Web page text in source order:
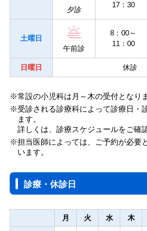
夕診
17：30
土曜日
午前診
8：00～
11：00
日曜日 休診
※常設の小児科は月～木の受付となり
※受診される診療科によって診療日・
ます。
詳しくは、診療スケジュールをご確
※担当医師によっては、ご予約が必要
います。
診療・休診日
月 火 水 木